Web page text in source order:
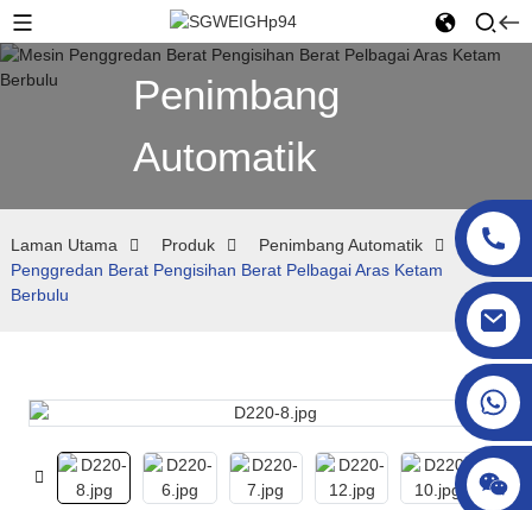
Penimbang
Automatik
Laman Utama Produk Penimbang Automatik
Mesin
Penggredan Berat Pengisihan Berat Pelbagai Aras Ketam
Berbulu